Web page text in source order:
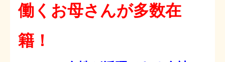
働くお母さんが多数在
籍！